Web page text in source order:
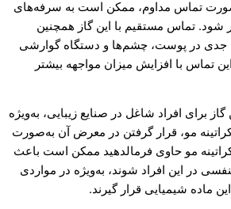
تماس مداوم، ممکن است به سرفه‌های
شود. تماس مستقیم با این گاز همچنین
جدی در پوست، چشم‌ها و دستگاه گوارشی
تماس با افزایش میزان مواجهه بیشتر
برای افراد شاغل در صنایع زیبایی، به‌ویژه
مو، قرار گرفتن در معرض آن به‌صورت
مو حاوی فرمالدهید ممکن است باعث
در این افراد شوند، به‌ویژه در مواردی
ماده شیمیایی قرار گیرند.